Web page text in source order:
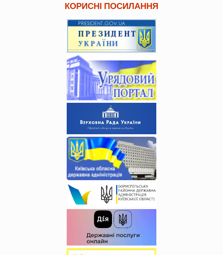
КОРИСНІ ПОСИЛАННЯ